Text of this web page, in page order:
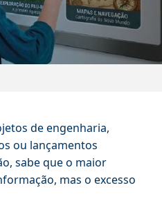
de engenharia,
ou lançamentos
sabe que o maior
mas o excesso